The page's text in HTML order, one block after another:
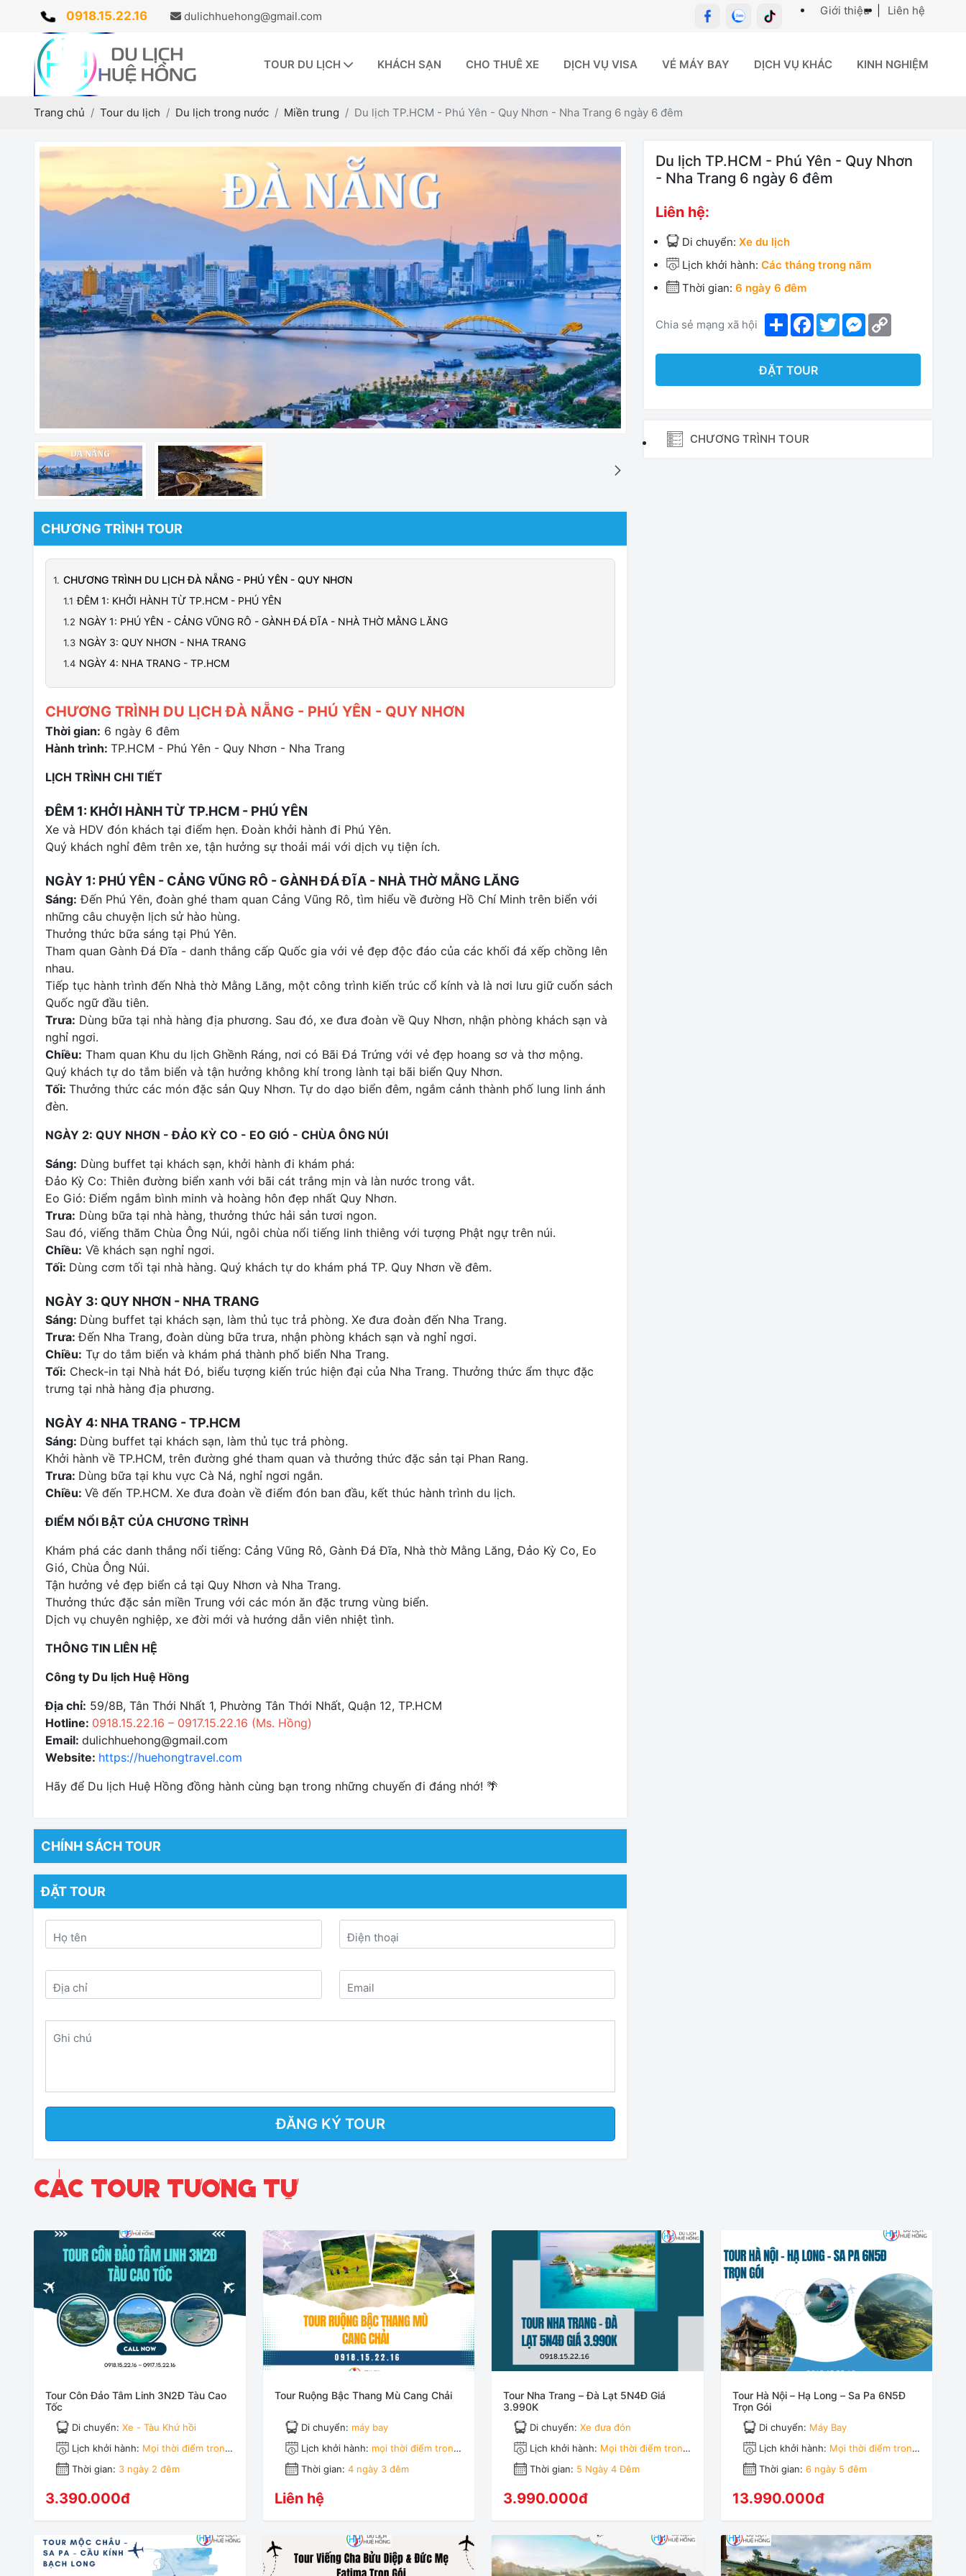
0918.15.22.16 dulichhuehong@gmail.com Giới thiệu Liên hệ
TOUR DU LỊCH KHÁCH SẠN CHO THUÊ XE DỊCH VỤ VISA VÉ MÁY BAY DỊCH VỤ KHÁC KINH NGHIỆM
Trang chủ Tour du lịch Du lịch trong nước Miền trung Du lịch TP.HCM - Phú Yên - Quy Nhơn - Nha Trang 6 ngày 6 đêm
CHƯƠNG TRÌNH TOUR
CHƯƠNG TRÌNH DU LỊCH ĐÀ NẴNG - PHÚ YÊN - QUY NHƠN
ĐÊM 1: KHỞI HÀNH TỪ TP.HCM - PHÚ YÊN
NGÀY 1: PHÚ YÊN - CẢNG VŨNG RÔ - GÀNH ĐÁ ĐĨA - NHÀ THỜ MẰNG LĂNG
NGÀY 3: QUY NHƠN - NHA TRANG
NGÀY 4: NHA TRANG - TP.HCM
CHƯƠNG TRÌNH DU LỊCH ĐÀ NẴNG - PHÚ YÊN - QUY NHƠN
Thời gian: 6 ngày 6 đêm
Hành trình: TP.HCM - Phú Yên - Quy Nhơn - Nha Trang
LỊCH TRÌNH CHI TIẾT
ĐÊM 1: KHỞI HÀNH TỪ TP.HCM - PHÚ YÊN
Xe và HDV đón khách tại điểm hẹn. Đoàn khởi hành đi Phú Yên.
Quý khách nghỉ đêm trên xe, tận hưởng sự thoải mái với dịch vụ tiện ích.
NGÀY 1: PHÚ YÊN - CẢNG VŨNG RÔ - GÀNH ĐÁ ĐĨA - NHÀ THỜ MẰNG LĂNG
Sáng: Đến Phú Yên, đoàn ghé tham quan Cảng Vũng Rô, tìm hiểu về đường Hồ Chí Minh trên biển với
những câu chuyện lịch sử hào hùng.
Thưởng thức bữa sáng tại Phú Yên.
Tham quan Gành Đá Đĩa - danh thắng cấp Quốc gia với vẻ đẹp độc đáo của các khối đá xếp chồng lên
nhau.
Tiếp tục hành trình đến Nhà thờ Mằng Lăng, một công trình kiến trúc cổ kính và là nơi lưu giữ cuốn sách
Quốc ngữ đầu tiên.
Trưa: Dùng bữa tại nhà hàng địa phương. Sau đó, xe đưa đoàn về Quy Nhơn, nhận phòng khách sạn và
nghỉ ngơi.
Chiều: Tham quan Khu du lịch Ghềnh Ráng, nơi có Bãi Đá Trứng với vẻ đẹp hoang sơ và thơ mộng.
Quý khách tự do tắm biển và tận hưởng không khí trong lành tại bãi biển Quy Nhơn.
Tối: Thưởng thức các món đặc sản Quy Nhơn. Tự do dạo biển đêm, ngắm cảnh thành phố lung linh ánh
đèn.
NGÀY 2: QUY NHƠN - ĐẢO KỲ CO - EO GIÓ - CHÙA ÔNG NÚI
Sáng: Dùng buffet tại khách sạn, khởi hành đi khám phá:
Đảo Kỳ Co: Thiên đường biển xanh với bãi cát trắng mịn và làn nước trong vắt.
Eo Gió: Điểm ngắm bình minh và hoàng hôn đẹp nhất Quy Nhơn.
Trưa: Dùng bữa tại nhà hàng, thưởng thức hải sản tươi ngon.
Sau đó, viếng thăm Chùa Ông Núi, ngôi chùa nổi tiếng linh thiêng với tượng Phật ngự trên núi.
Chiều: Về khách sạn nghỉ ngơi.
Tối: Dùng cơm tối tại nhà hàng. Quý khách tự do khám phá TP. Quy Nhơn về đêm.
NGÀY 3: QUY NHƠN - NHA TRANG
Sáng: Dùng buffet tại khách sạn, làm thủ tục trả phòng. Xe đưa đoàn đến Nha Trang.
Trưa:Đến Nha Trang, đoàn dùng bữa trưa, nhận phòng khách sạn và nghỉ ngơi.
Chiều: Tự do tắm biển và khám phá thành phố biển Nha Trang.
Tối: Check-in tại Nhà hát Đó, biểu tượng kiến trúc hiện đại của Nha Trang. Thưởng thức ẩm thực đặc
trưng tại nhà hàng địa phương.
NGÀY 4: NHA TRANG - TP.HCM
Sáng: Dùng buffet tại khách sạn, làm thủ tục trả phòng.
Khởi hành về TP.HCM, trên đường ghé tham quan và thưởng thức đặc sản tại Phan Rang.
Trưa: Dùng bữa tại khu vực Cà Ná, nghỉ ngơi ngắn.
Chiều: Về đến TP.HCM. Xe đưa đoàn về điểm đón ban đầu, kết thúc hành trình du lịch.
ĐIỂM NỔI BẬT CỦA CHƯƠNG TRÌNH
Khám phá các danh thắng nổi tiếng: Cảng Vũng Rô, Gành Đá Đĩa, Nhà thờ Mằng Lăng, Đảo Kỳ Co, Eo
Gió, Chùa Ông Núi.
Tận hưởng vẻ đẹp biển cả tại Quy Nhơn và Nha Trang.
Thưởng thức đặc sản miền Trung với các món ăn đặc trưng vùng biển.
Dịch vụ chuyên nghiệp, xe đời mới và hướng dẫn viên nhiệt tình.
THÔNG TIN LIÊN HỆ
Công ty Du lịch Huệ Hồng
Địa chỉ: 59/8B, Tân Thới Nhất 1, Phường Tân Thới Nhất, Quận 12, TP.HCM
Hotline: 0918.15.22.16 – 0917.15.22.16 (Ms. Hồng)
Email: dulichhuehong@gmail.com
Website: https://huehongtravel.com
Hãy để Du lịch Huệ Hồng đồng hành cùng bạn trong những chuyến đi đáng nhớ! 🌴
CHÍNH SÁCH TOUR
ĐẶT TOUR
Họ tên Điện thoại
Địa chỉ Email
Ghi chú
Du lịch TP.HCM - Phú Yên - Quy Nhơn
- Nha Trang 6 ngày 6 đêm
Liên hệ:
Di chuyển:Xe du lịch
Lịch khởi hành:Các tháng trong năm
Thời gian:6 ngày 6 đêm
Chia sẻ mạng xã hội ShareFacebook
TwitterMessenger
ĐẶT TOUR
CHƯƠNG TRÌNH TOUR
CÁC TOUR TƯƠNG TỰ
Tour Côn Đảo Tâm Linh 3N2Đ Tàu Cao
Tốc
Di chuyển: Xe - Tàu Khứ hồi
Lịch khởi hành: Mọi thời điểm trong
năm
Thời gian: 3 ngày 2 đêm
3.390.000đ
Tour Ruộng Bậc Thang Mù Cang Chải
Di chuyển: máy bay
Lịch khởi hành: mọi thời điểm trong
năm
Thời gian: 4 ngày 3 đêm
Liên hệ
Tour Nha Trang – Đà Lạt 5N4Đ Giá
3.990K
Di chuyển: Xe đưa đón
Lịch khởi hành: Mọi thời điểm trong
năm
Thời gian: 5 Ngày 4 Đêm
3.990.000đ
Tour Hà Nội – Hạ Long – Sa Pa 6N5Đ
Trọn Gói
Di chuyển: Máy Bay
Lịch khởi hành: Mọi thời điểm trong
năm
Thời gian: 6 ngày 5 đêm
13.990.000đ